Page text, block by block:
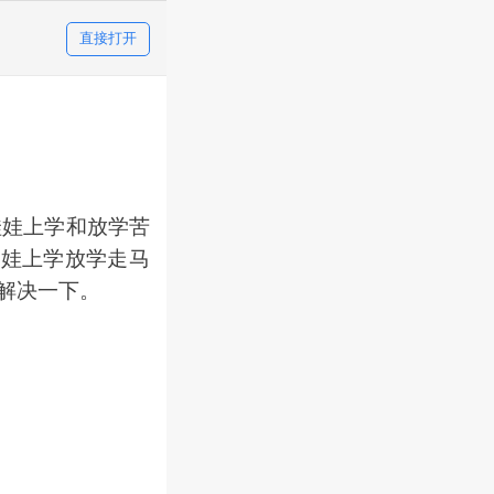
直接打开
上学和放学苦
上学放学走马
决一下。